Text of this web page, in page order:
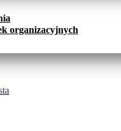
organizacyjnych